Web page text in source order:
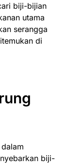
biji-bijian
utama
serangga
di
biji-